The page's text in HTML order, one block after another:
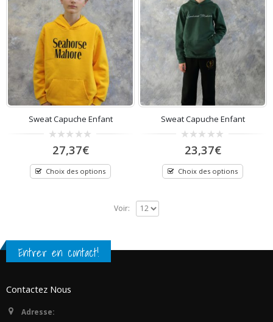
Sweat Capuche Enfant
out
5
27,37€
Choix des options
Sweat Capuche Enfant
out
5
23,37€
Choix des options
Voir:
Entrer en contact!
Contactez Nous
Adresse: